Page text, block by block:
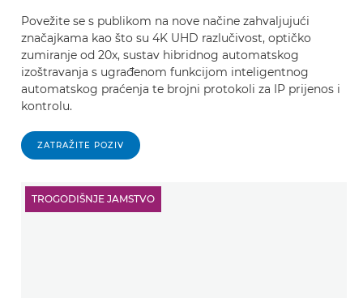
Povežite se s publikom na nove načine zahvaljujući
značajkama kao što su 4K UHD razlučivost, optičko
zumiranje od 20x, sustav hibridnog automatskog
izoštravanja s ugrađenom funkcijom inteligentnog
automatskog praćenja te brojni protokoli za IP prijenos i
kontrolu.
ZATRAŽITE POZIV
TROGODIŠNJE JAMSTVO